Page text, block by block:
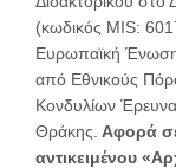
(κωδικός MIS:
Ευρωπαϊκή Ένωση
από Εθνικούς
Κονδυλίων
Θράκης. Αφορά
αντικειμένου